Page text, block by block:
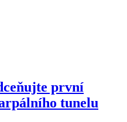
první
tunelu